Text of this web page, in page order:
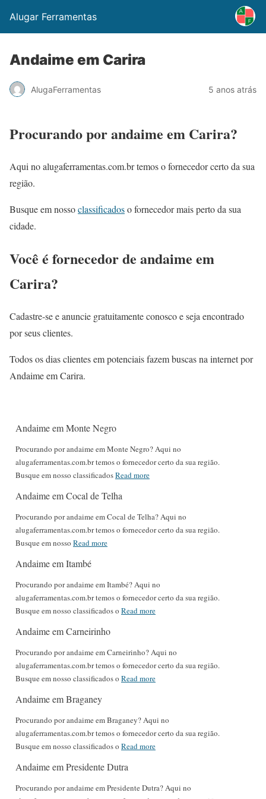
Alugar Ferramentas
Andaime em Carira
AlugaFerramentas 5 anos atrás
Procurando por andaime em Carira?
Aqui no alugaferramentas.com.br temos o fornecedor certo da sua
região.
Busque em nossoclassificadoso fornecedor mais perto da sua
cidade.
Você é fornecedor de andaime em
Carira?
Cadastre-se e anuncie gratuitamente conosco e seja encontrado
por seus clientes.
Todos os dias clientes em potenciais fazem buscas na internet por
Andaime em Carira.
Andaime em Monte Negro
Procurando por andaime em Monte Negro? Aqui no
alugaferramentas.com.br temos o fornecedor certo da sua região.
Busque em nosso classificadosRead more
Andaime em Cocal de Telha
Procurando por andaime em Cocal de Telha? Aqui no
alugaferramentas.com.br temos o fornecedor certo da sua região.
Busque em nosso Read more
Andaime em Itambé
Procurando por andaime em Itambé? Aqui no
alugaferramentas.com.br temos o fornecedor certo da sua região.
Busque em nosso classificados o Read more
Andaime em Carneirinho
Procurando por andaime em Carneirinho? Aqui no
alugaferramentas.com.br temos o fornecedor certo da sua região.
Busque em nosso classificados o Read more
Andaime em Braganey
Procurando por andaime em Braganey? Aqui no
alugaferramentas.com.br temos o fornecedor certo da sua região.
Busque em nosso classificados o Read more
Andaime em Presidente Dutra
Procurando por andaime em Presidente Dutra? Aqui no